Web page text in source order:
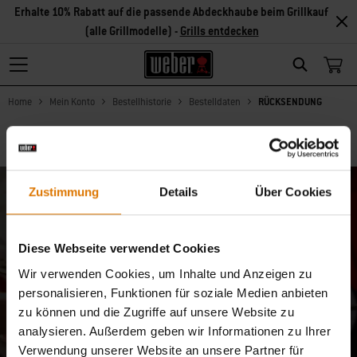
Zustimmung Details Über Cookies
Diese Webseite verwendet Cookies
Wir verwenden Cookies, um Inhalte und Anzeigen zu
personalisieren, Funktionen für soziale Medien anbieten
zu können und die Zugriffe auf unsere Website zu
analysieren. Außerdem geben wir Informationen zu Ihrer
Verwendung unserer Website an unsere Partner für
Search
Erhalte 10% Rabatt auf die passende Abdeckhaube beim Grillkauf
(alle Grillmodelle) - Grills entdecken
Home Mein Konto Bestellhistorie Bestelldaten RÜCKSENDUNG
Melde dich zu unserer
Community an: 10% Rabatt
nur für dich
E-Mail-Nachrichten aus unserer Community mit Grillmeistern,
Foodies und Freunden des Outdoor-Grillens. Jetzt anmelden und
10% Rabatt auf die erste Bestellung erhalten.